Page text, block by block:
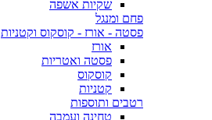
שקיות אשפה
פחם ומנגל
פסטה - אורז - קוסקוס וקטניות
אורז
פסטה ואטריות
קוסקוס
קטניות
רטבים ותוספות
טחינה ועמבה